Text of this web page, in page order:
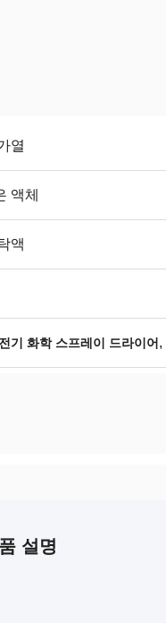
열
액체
액
기 화학 스프레이 드라이어 ,
설명